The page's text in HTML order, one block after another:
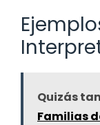
Quizás
Familias